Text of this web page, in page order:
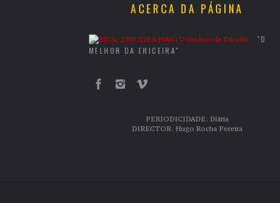
ACERCA DA PÁGINA
"O
MELHOR DA ERICEIRA"
PERIODICIDADE: Diária
DIRECTOR: Hugo Rocha Pereira